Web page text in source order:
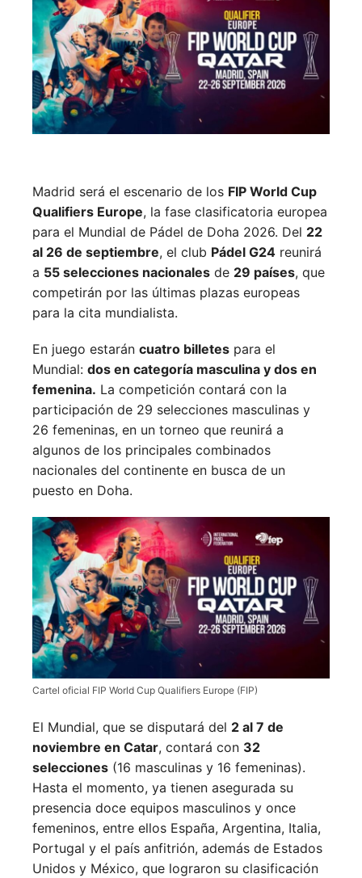
Madrid será el escenario de los FIP World Cup
Qualifiers Europe, la fase clasificatoria europea
para el Mundial de Pádel de Doha 2026. Del 22
al 26 de septiembre, el club Pádel G24 reunirá
a 55 selecciones nacionales de 29 países, que
competirán por las últimas plazas europeas
para la cita mundialista.
En juego estarán cuatro billetes para el
Mundial: dos en categoría masculina y dos en
femenina. La competición contará con la
participación de 29 selecciones masculinas y
26 femeninas, en un torneo que reunirá a
algunos de los principales combinados
nacionales del continente en busca de un
puesto en Doha.
Cartel oficial FIP World Cup Qualifiers Europe (FIP)
El Mundial, que se disputará del 2 al 7 de
noviembre en Catar, contará con 32
selecciones (16 masculinas y 16 femeninas).
Hasta el momento, ya tienen asegurada su
presencia doce equipos masculinos y once
femeninos, entre ellos España, Argentina, Italia,
Portugal y el país anfitrión, además de Estados
Unidos y México, que lograron su clasificación